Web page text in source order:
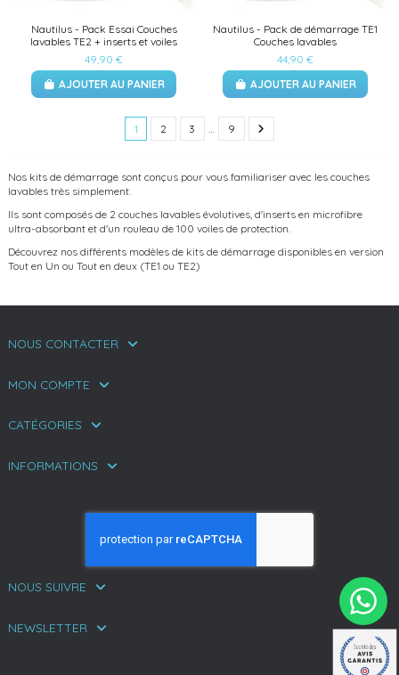
Nautilus - Pack Essai Couches
lavables TE2 + inserts et voiles
49,90 €
AJOUTER AU PANIER
Nautilus - Pack de démarrage TE1
Couches lavables
44,90 €
AJOUTER AU PANIER
1 2 3 9
Nos kits de démarrage sont conçus pour vous familiariser avec les couches
lavables très simplement.
Ils sont composés de 2 couches lavables évolutives, d'inserts en microfibre
ultra-absorbant et d'un rouleau de 100 voiles de protection.
Découvrez nos différents modèles de kits de démarrage disponibles en version
Tout en Un ou Tout en deux (TE1 ou TE2)
NOUS CONTACTER
MON COMPTE
CATÉGORIES
INFORMATIONS
NOUS SUIVRE
NEWSLETTER